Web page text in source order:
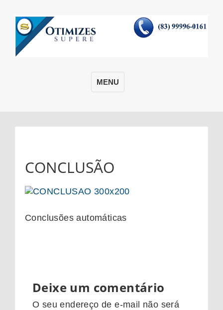
MENU
CONCLUSÃO
Conclusões automáticas
Deixe um comentário
O seu endereço de e-mail não será